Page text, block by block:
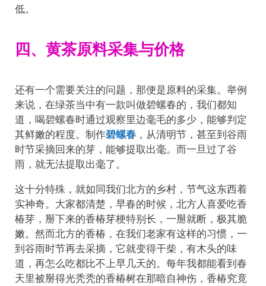
低。
四、黄茶原料采集与价格
还有一个需要关注的问题，那便是原料的采集。举例
来说，在绿茶当中有一款叫做碧螺春的，我们都知
道，喝碧螺春时通过观察里边毫毛的多少，能够判定
其鲜嫩的程度。制作碧螺春 ，从清明节，甚至到谷雨
时节采摘回来的芽，能够提取出毫。而一旦过了谷
雨，就无法提取出毫了。
这十分特殊，就如同我们北方的乡村，节气这东西着
实神奇。大家都清楚，早春的时候，北方人喜爱吃香
椿芽，掰下来的香椿芽梗特别长，一掰就断，极其脆
嫩。然而北方的香椿，在我们老家有这样的习惯，一
到谷雨时节再去采摘，它就变得干柴，有木头的味
道，再怎么吃都比不上早几天的。每年我都能看到春
天里被掰得光秃秃的香椿树在那暗自神伤，香椿究竟